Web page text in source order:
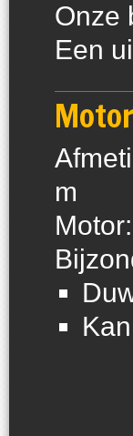
Onze
Een
m